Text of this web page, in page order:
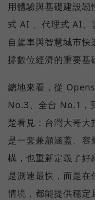
用體驗與基礎建設
式 AI 、代理式 AI、
自駕車與智慧城市
撐數位經濟的重要基
總地來看，從
No.3、全台 No.1，
楚看見：台灣大哥大
是一套兼顧涵蓋、容
構，也重新定義了好
是測速最快，而是在
情境，都能提供穩定